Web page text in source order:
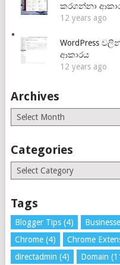
කරගන්නා
12 years ago
WordPress
ආකාරය
12 years ago
Archives
Archives
Categories
Categories
Tags
Blogger Tips(4)
Chrome(4) Chrome
directadmin (4) Domain